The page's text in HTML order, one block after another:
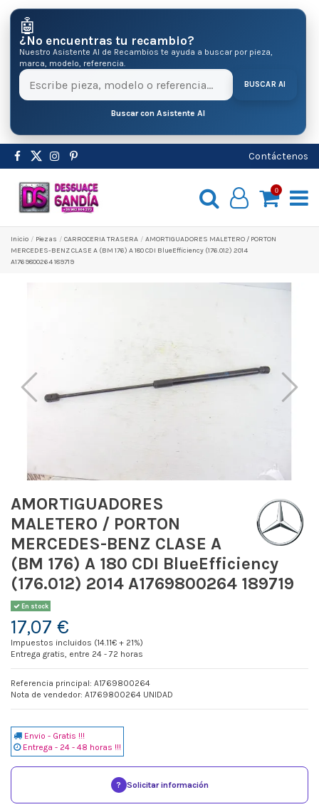
🤖
¿No encuentras tu recambio?
Nuestro Asistente AI de Recambios te ayuda a buscar por pieza,
marca, modelo, referencia.
BUSCAR AI
Buscar con Asistente AI
Contáctenos
0
Inicio Pіezas CARROCERIA TRASERA
AMORTIGUADORES MALETERO / PORTON
MERCEDES-BENZ CLASE A (BM 176) A 180 CDI BlueEfficiency (176.012) 2014
A1769800264 189719
AMORTIGUADORES
MALETERO / PORTON
MERCEDES-BENZ CLASE A
(BM 176) A 180 CDI BlueEfficiency
(176.012) 2014 A1769800264 189719
En stock
17,07 €
Impuestos incluidos (14.11€ + 21%)
Entrega gratis, entre 24 - 72 horas
Referencia principal: A1769800264
Nota de vendedor: A1769800264 UNIDAD
Envio - Gratis !!!
Entrega - 24 - 48 horas !!!
? Solicitar información